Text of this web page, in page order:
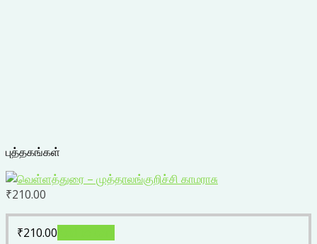
புத்தகங்கள்
₹210.00
₹210.00